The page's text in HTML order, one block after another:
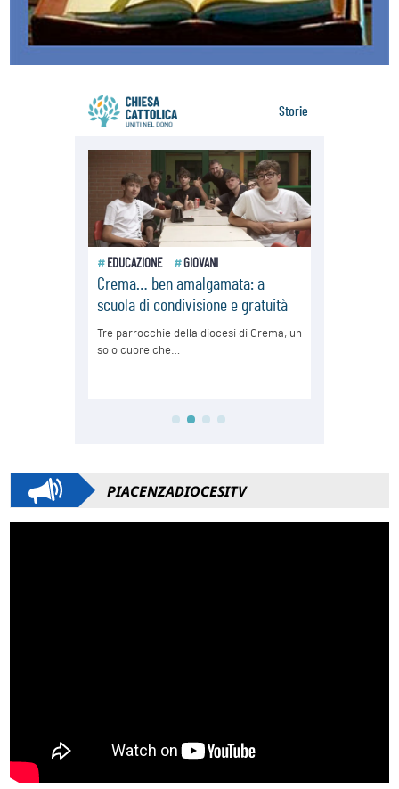
PIACENZADIOCESITV